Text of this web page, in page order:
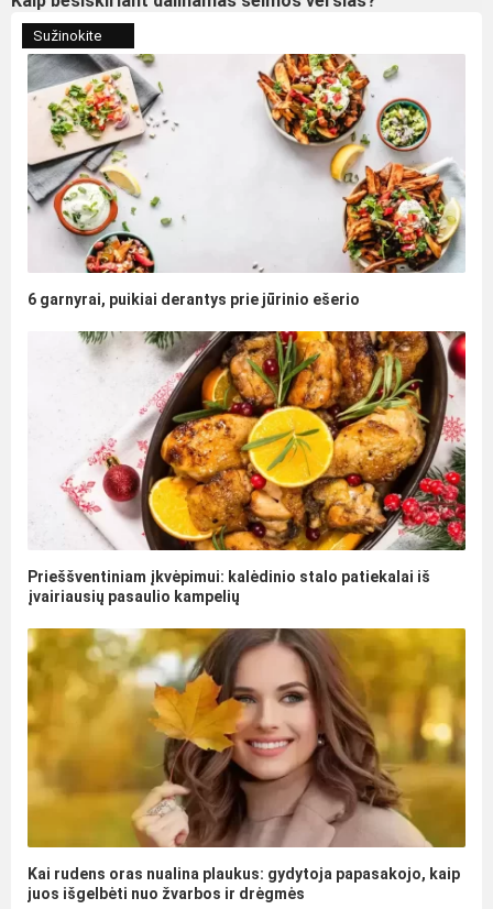
Sužinokite
6 garnyrai, puikiai derantys prie jūrinio ešerio
Prieššventiniam įkvėpimui: kalėdinio stalo patiekalai iš
įvairiausių pasaulio kampelių
Kai rudens oras nualina plaukus: gydytoja papasakojo, kaip
juos išgelbėti nuo žvarbos ir drėgmės